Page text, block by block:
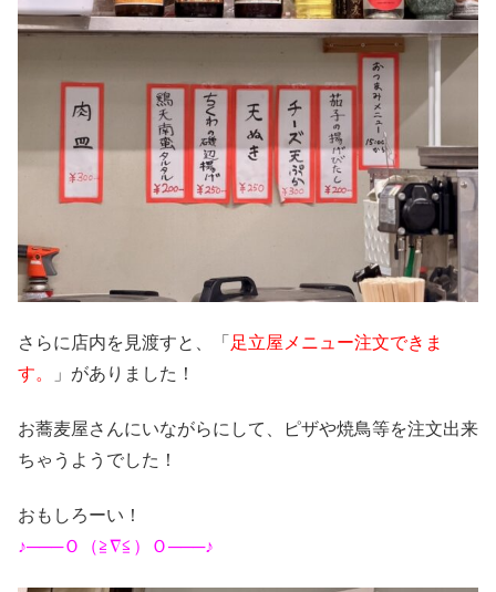
さらに店内を見渡すと、「 足立屋メニュー注文できま
す。
」がありました！
お蕎麦屋さんにいながらにして、ピザや焼鳥等を注文出来
ちゃうようでした！
おもしろーい！
♪───Ｏ（≧∇≦）Ｏ───♪